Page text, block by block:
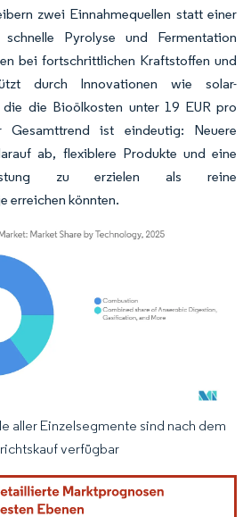
zwei Einnahmequellen statt einer
schnelle Pyrolyse und Fermentation
bei fortschrittlichen Kraftstoffen und
durch Innovationen wie solar-
die Bioölkosten unter 19 EUR pro
Gesamttrend ist eindeutig: Neuere
ab, flexiblere Produkte und eine
zu erzielen als reine
erreichen könnten.
erfordert Namensnennung
aller Einzelsegmente sind nach dem
verfügbar